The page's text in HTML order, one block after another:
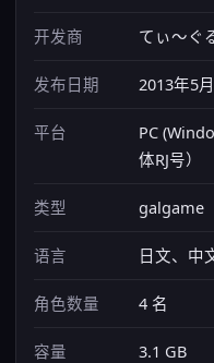
开发商 てぃ～ぐ
发布日期 2013年5
平台
PC
体RJ号）
类型 galgame
语言 日文、中
角色数量 4 名
容量 3.1 GB